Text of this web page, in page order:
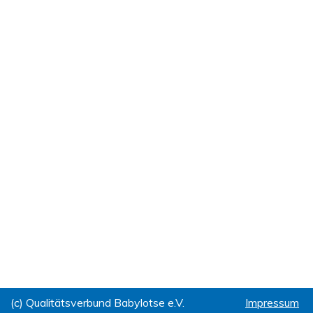
(c) Qualitätsverbund Babylotse e.V. Impressum